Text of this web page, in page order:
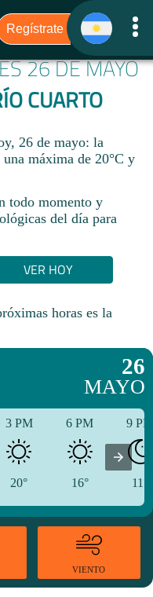
26 DE MAYO
CUARTO
26 de mayo: la
máxima de 20°C y
todo momento y
del día para
VER HOY
horas es la
26
MAYO
3 PM
20°
6 PM
16°
9
11°
VIENTO